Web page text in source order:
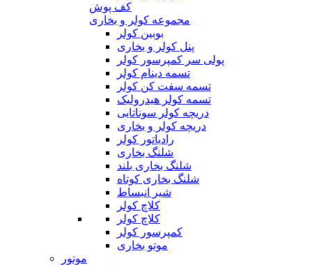
کف پوش
مجموعه کولر و بخاری
بوبین کولر
پنل کولر و بخاری
پولی سر کمپرسور کولر
تسمه دینام کولر
تسمه سفت کن کولر
تسمه کولر هیدرولیک
دریچه کولر سوناتایی
دریچه کولر و بخاری
رادیاتور کولر
شلنگ بخاری
شلنگ بخاری بلند
شلنگ بخاری کوتاه
شیر انبساط
کلاچ کولر
کلاچ کولر
کمپرسور کولر
موتو بخاری
موتور